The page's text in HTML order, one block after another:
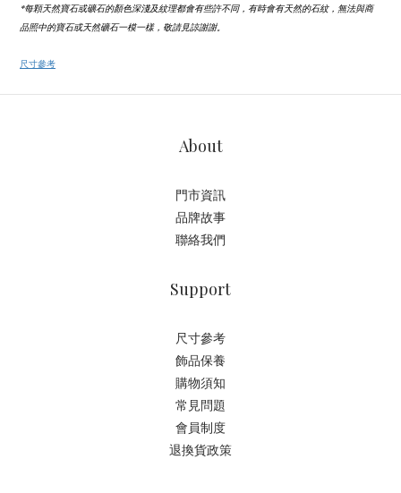
*每顆天然寶石或礦石的顏色深淺及紋理都會有些許不同，有時會有天然的石紋，無法與商
品照中的寶石或天然礦石一模一樣，敬請見諒謝謝。
尺寸參考
About
門市資訊
品牌故事
聯絡我們
Support
尺寸參考
飾品保養
購物須知
常見問題
會員制度
退換貨政策